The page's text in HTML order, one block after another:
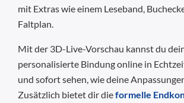
mit Extras wie einem Leseband,
Faltplan.
Mit der 3D-Live-Vorschau kannst du
personalisierte Bindung online in
und sofort sehen, wie deine
Zusätzlich bietet dir dieformelle